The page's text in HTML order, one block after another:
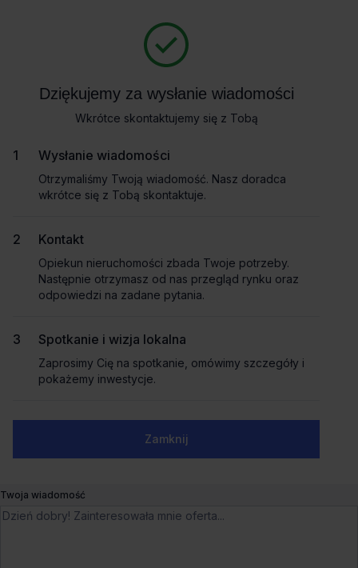
Wynajem tradycyjny
Kraków, Grzegórzki
Czynsz bazowy od €13.9/m²
Dziękujemy za wysłanie wiadomości
Wkrótce skontaktujemy się z Tobą
Wysłanie wiadomości
Otrzymaliśmy Twoją wiadomość. Nasz doradca
wkrótce się z Tobą skontaktuje.
Kontakt
Opiekun nieruchomości zbada Twoje potrzeby.
Następnie otrzymasz od nas przegląd rynku oraz
odpowiedzi na zadane pytania.
Spotkanie i wizja lokalna
Zaprosimy Cię na spotkanie, omówimy szczegóły i
pokażemy inwestycje.
Zamknij
Masz pytania dotyczące oferty? Opowiedz nam o swoich
Twojej firmy. Napisz do nas!
Imię i nazwisko
Nazwa firmy
Email służbowy
Numer telefonu służbowy
Twoja wiadomość
Dziękujemy za wysłanie wiadomości
Wkrótce skontaktujemy się z Tobą
Wysłanie wiadomości
Otrzymaliśmy Twoją wiadomość. Nasz doradca
wkrótce się z Tobą skontaktuje.
Kontakt
Opiekun nieruchomości zbada Twoje potrzeby.
Następnie otrzymasz od nas przegląd rynku oraz
odpowiedzi na zadane pytania.
Spotkanie i wizja lokalna
Zaprosimy Cię na spotkanie, omówimy szczegóły i
pokażemy inwestycje.
Zamknij